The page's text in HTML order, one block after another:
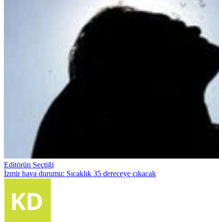
Editörün Seçtiği
İzmir hava durumu: Sıcaklık 35 dereceye çıkacak